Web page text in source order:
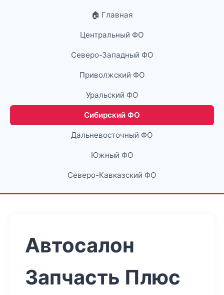
🏠 Главная
Центральный ФО
Северо-Западный ФО
Приволжский ФО
Уральский ФО
Сибирский ФО
Дальневосточный ФО
Южный ФО
Северо-Кавказский ФО
Автосалон
Запчасть Плюс